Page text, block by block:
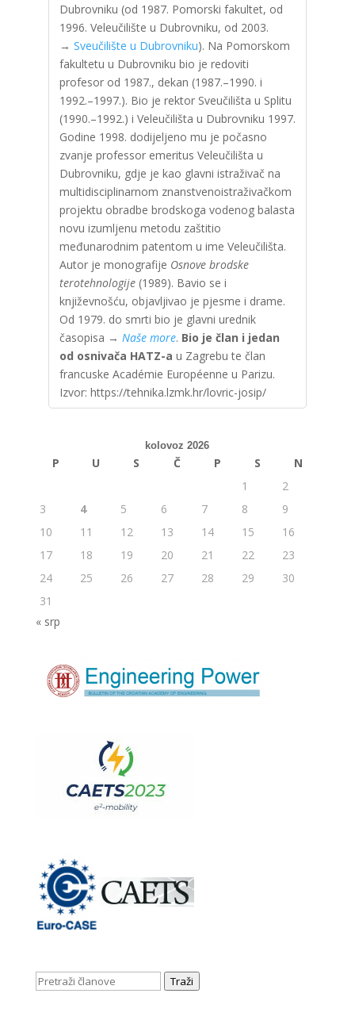
Dubrovniku (od 1987. Pomorski fakultet, od
1996. Veleučilište u Dubrovniku, od 2003.
→ Sveučilište u Dubrovniku). Na Pomorskom
fakultetu u Dubrovniku bio je redoviti
profesor od 1987., dekan (1987.–1990. i
1992.–1997.). Bio je rektor Sveučilišta u Splitu
(1990.–1992.) i Veleučilišta u Dubrovniku 1997.
Godine 1998. dodijeljeno mu je počasno
zvanje professor emeritus Veleučilišta u
Dubrovniku, gdje je kao glavni istraživač na
multidisciplinarnom znanstvenoistraživačkom
projektu obradbe brodskoga vodenog balasta
novu izumljenu metodu zaštitio
međunarodnim patentom u ime Veleučilišta.
Autor je monografije Osnove brodske
terotehnologije(1989). Bavio se i
književnošću, objavljivao je pjesme i drame.
Od 1979. do smrti bio je glavni urednik
časopisa → Naše more. Bio je član i jedan
od osnivača HATZ-a u Zagrebu te član
francuske Académie Européenne u Parizu.
Izvor: https://tehnika.lzmk.hr/lovric-josip/
kolovoz 2026
P U S Č P S
N
1
2
3
4 5 6 7 8
9
10
11 12 13 14 15
16
17
18 19 20 21 22
23
24
25 26 27 28 29
30
31
« srp
Traži